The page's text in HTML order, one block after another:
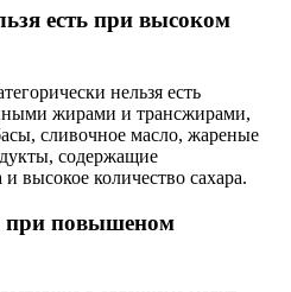
есть при высоком
нельзя есть
жирами и трансжирами,
сливочное масло, жареные
содержащие
высокое количество сахара.
при повышеном